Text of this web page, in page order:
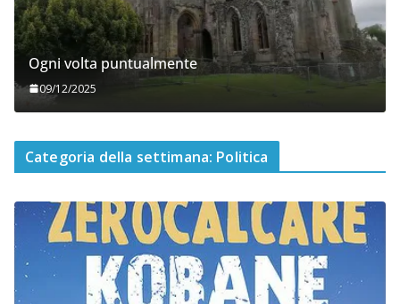
Ogni volta puntualmente
09/12/2025
Categoria della settimana: Politica